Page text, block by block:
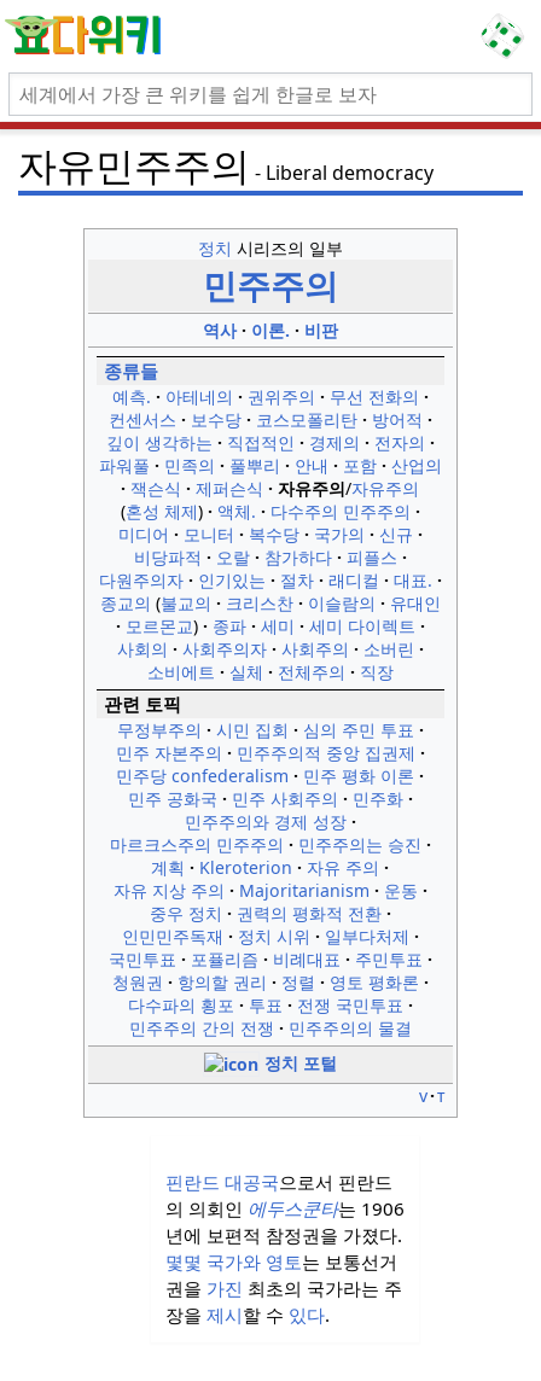
자유민주주의 Liberal democracy
정치 시리즈의 일부
민주주의
역사 이론. 비판
종류들
예측. 아테네의 권위주의
무선 전화의
컨센서스
보수당 코스모폴리탄
방어적
깊이 생각하는
직접적인 경제의
전자의
파워풀
민족의 풀뿌리 안내 포함
산업의
잭슨식
제퍼슨식 자유주의/자유주의
혼성 체제
액체.
다수주의 민주주의
미디어
모니터 복수당 국가의
신규
비당파적
오랄 참가하다
피플스
다원주의자
인기있는 절차 래디컬
대표.
종교의 불교의 크리스찬 이슬람의
유대인
모르몬교
종파 세미
세미 다이렉트
사회의
사회주의자 사회주의
소버린
소비에트
실체 전체주의 직장
관련 토픽
무정부주의 시민 집회
심의 주민 투표
민주 자본주의
민주주의적 중앙 집권제
민주당 confederalism
민주 평화 이론
민주 공화국
민주 사회주의
민주화
민주주의와 경제 성장
마르크스주의 민주주의
민주주의는 승진
계획
Kleroterion
자유 주의
자유 지상 주의
Majoritarianism
운동
중우 정치
권력의 평화적 전환
인민민주독재
정치 시위
일부다처제
국민투표
포퓰리즘 비례대표
주민투표
청원권
항의할 권리 정렬
영토 평화론
다수파의 횡포
투표
전쟁 국민투표
민주주의 간의 전쟁
민주주의의 물결
정치 포털
v t
핀란드 대공국으로서 핀란드
의 의회인 에두스쿤타는 1906
년에 보편적 참정권을 가졌다.
몇몇 국가와 영토는 보통선거
권을 가진 최초의 국가라는 주
장을 제시할 수 있다.